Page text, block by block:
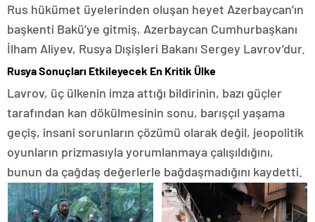
Rus hükümet üyelerinden oluşan heyet Azerbaycan’ın
başkenti Bakü’ye gitmiş, Azerbaycan Cumhurbaşkanı
İlham Aliyev, Rusya Dışişleri Bakanı Sergey Lavrov’dur.
Rusya Sonuçları Etkileyecek En Kritik Ülke
Lavrov, üç ülkenin imza attığı bildirinin, bazı güçler
tarafından kan dökülmesinin sonu, barışçıl yaşama
geçiş, insani sorunların çözümü olarak değil, jeopolitik
oyunların prizmasıyla yorumlanmaya çalışıldığını,
bunun da çağdaş değerlerle bağdaşmadığını kaydetti.